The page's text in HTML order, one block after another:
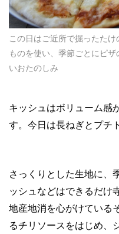
この日はご近所で掘ったた
ものを使い、季節ごとにピ
いおたのしみ
キッシュはボリューム感
す。今日は長ねぎとプチ
さっくりとした生地に、
ッシュなどはできるだけ
地産地消を心がけている
るチリソースをはじめ、